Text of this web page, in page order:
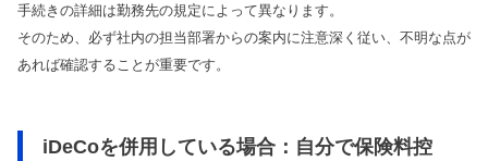
手続きの詳細は勤務先の規定によって異なります。
そのため、必ず社内の担当部署からの案内に注意深く従い、不明な点が
あれば確認することが重要です。
iDeCoを併用している場合：自分で保険料控